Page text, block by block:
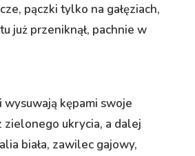
pączki tylko na gałęziach,
już przeniknął, pachnie w
wysuwają kępami swoje
zielonego ukrycia, a dalej
biała, zawilec gajowy,